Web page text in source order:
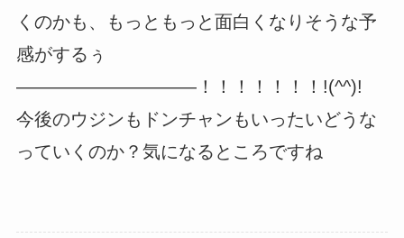
くのかも、もっともっと面白くなりそうな予
感がするぅ
――――――――――！！！！！！！!(^^)!
今後のウジンもドンチャンもいったいどうな
っていくのか？気になるところですね